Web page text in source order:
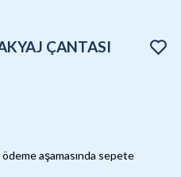
ÇANTASI
aşamasında sepete